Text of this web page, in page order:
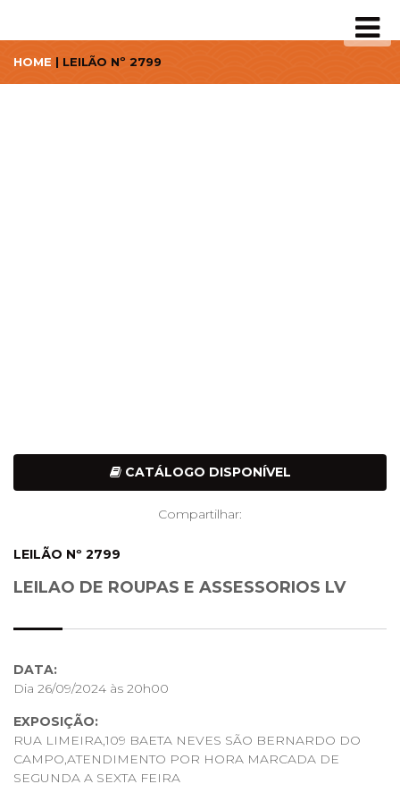
HOME | LEILÃO Nº 2799
CATÁLOGO DISPONÍVEL
Compartilhar:
LEILÃO Nº 2799
LEILAO DE ROUPAS E ASSESSORIOS LV
DATA:
Dia 26/09/2024 às 20h00
EXPOSIÇÃO:
RUA LIMEIRA,109 BAETA NEVES SÃO BERNARDO DO
CAMPO,ATENDIMENTO POR HORA MARCADA DE
SEGUNDA A SEXTA FEIRA